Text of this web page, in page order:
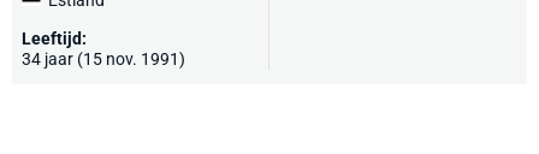
Leeftijd:
34 jaar (15 nov. 1991)